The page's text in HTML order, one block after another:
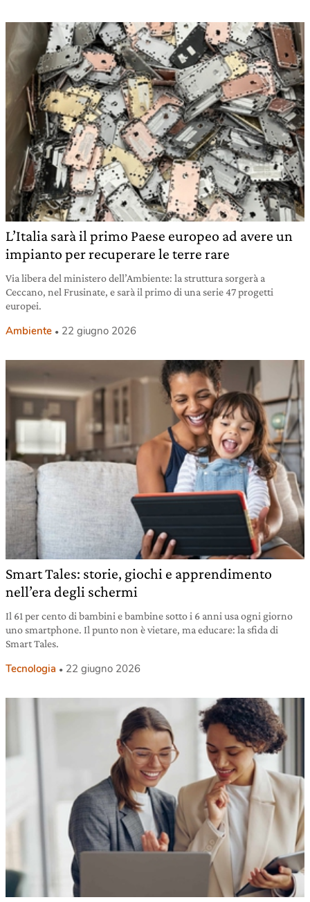
L’Italia sarà il primo Paese europeo ad avere un
impianto per recuperare le terre rare
Via libera del ministero dell’Ambiente: la struttura sorgerà a
Ceccano, nel Frusinate, e sarà il primo di una serie 47 progetti
europei.
Ambiente 22 giugno 2026
Smart Tales: storie, giochi e apprendimento
nell’era degli schermi
Il 61 per cento di bambini e bambine sotto i 6 anni usa ogni giorno
uno smartphone. Il punto non è vietare, ma educare: la sfida di
Smart Tales.
Tecnologia 22 giugno 2026